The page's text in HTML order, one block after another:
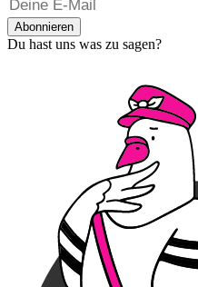
Abonnieren
Du hast uns was zu sagen?